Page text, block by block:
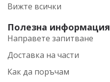
Вижте всички
Полезна информация
Направете запитване
Доставка на части
Как да поръчам